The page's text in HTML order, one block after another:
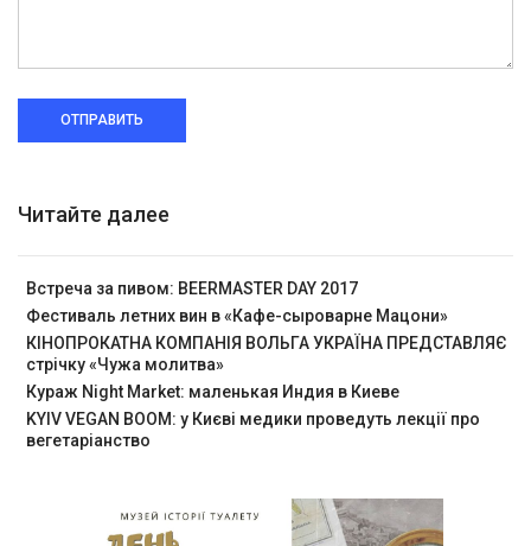
ОТПРАВИТЬ
Читайте далее
Встреча за пивом: BEERMASTER DAY 2017
Фестиваль летних вин в «Кафе-сыроварне Мацони»
КІНОПРОКАТНА КОМПАНІЯ ВОЛЬГА УКРАЇНА ПРЕДСТАВЛЯЄ
стрічку «Чужа молитва»
Кураж Night Market: маленькая Индия в Киеве
KYIV VEGAN BOOM: у Києві медики проведуть лекції про
вегетаріанство